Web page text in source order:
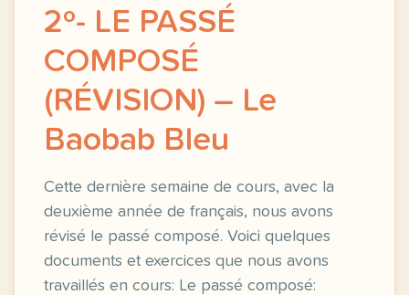
2º- LE PASSÉ
COMPOSÉ
(RÉVISION) – Le
Baobab Bleu
Cette dernière semaine de cours, avec la
deuxième année de français, nous avons
révisé le passé composé. Voici quelques
documents et exercices que nous avons
travaillés en cours: Le passé composé: